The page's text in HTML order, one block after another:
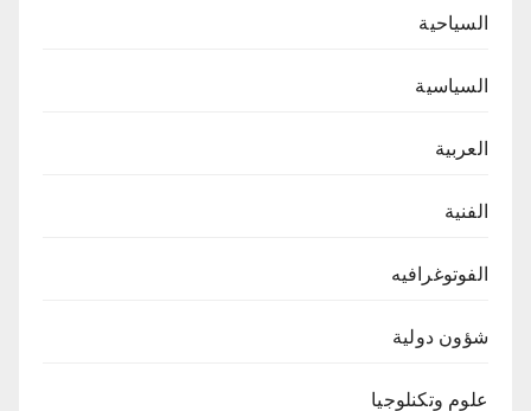
السياحية
السياسية
العربية
الفنية
الفوتوغرافيه
شؤون دولية
علوم وتكنلوجيا